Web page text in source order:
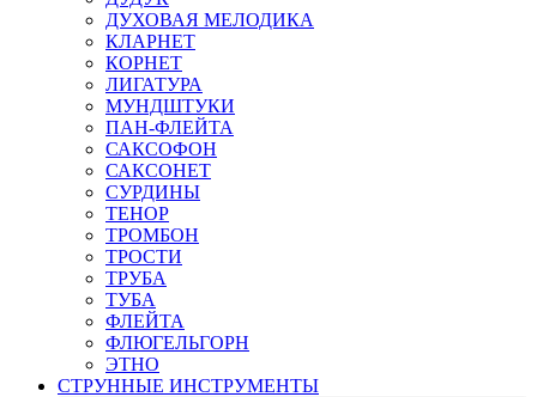
ДУХОВАЯ МЕЛОДИКА
КЛАРНЕТ
КОРНЕТ
ЛИГАТУРА
МУНДШТУКИ
ПАН-ФЛЕЙТА
САКСОФОН
САКСОНЕТ
СУРДИНЫ
ТЕНОР
ТРОМБОН
ТРОСТИ
ТРУБА
ТУБА
ФЛЕЙТА
ФЛЮГЕЛЬГОРН
ЭТНО
СТРУННЫЕ ИНСТРУМЕНТЫ